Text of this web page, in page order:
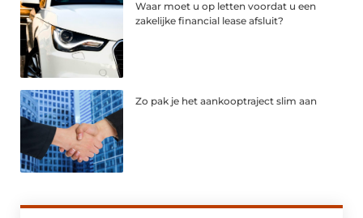
Waar moet u op letten voordat u een
zakelijke financial lease afsluit?
Zo pak je het aankooptraject slim aan